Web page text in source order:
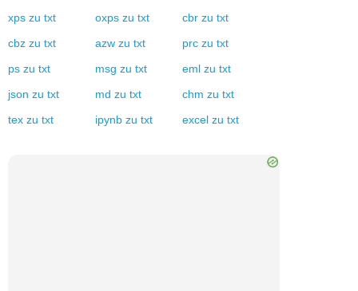
xps zu txt oxps zu txt cbr zu txt
cbz zu txt azw zu txt prc zu txt
ps zu txt msg zu txt eml zu txt
json zu txt md zu txt chm zu txt
tex zu txt ipynb zu txt excel zu txt